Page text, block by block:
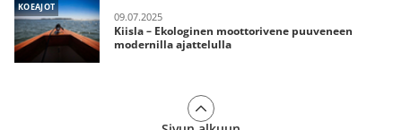
KOEAJOT
09.07.2025
Kiisla – Ekologinen moottorivene puuveneen
modernilla ajattelulla